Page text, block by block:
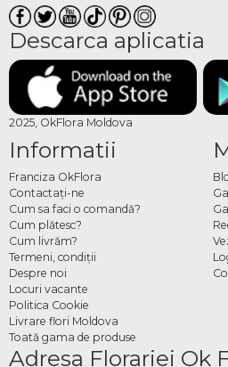
Descarca aplicatia
2025, OkFlora Moldova
Informatii
Franciza OkFlora
Contactaţi-ne
Cum sa faci o comandă?
Cum plătesc?
Cum livrăm?
Termeni, condiţii
Despre noi
Locuri vacante
Politica Cookie
Livrare flori Moldova
Toată gama de produse
Adresa Florariei Ok